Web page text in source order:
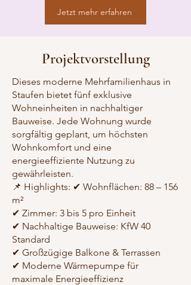
Jetzt mehr erfahren
Projektvorstellung
Dieses moderne Mehrfamilienhaus in
Staufen bietet fünf exklusive
Wohneinheiten in nachhaltiger
Bauweise. Jede Wohnung wurde
sorgfältig geplant, um höchsten
Wohnkomfort und eine
energieeffiziente Nutzung zu
gewährleisten.
📌 Highlights: ✔ Wohnflächen: 88 – 156
m²
✔ Zimmer: 3 bis 5 pro Einheit
✔ Nachhaltige Bauweise: KfW 40
Standard
✔ Großzügige Balkone & Terrassen
✔ Moderne Wärmepumpe für
maximale Energieeffizienz